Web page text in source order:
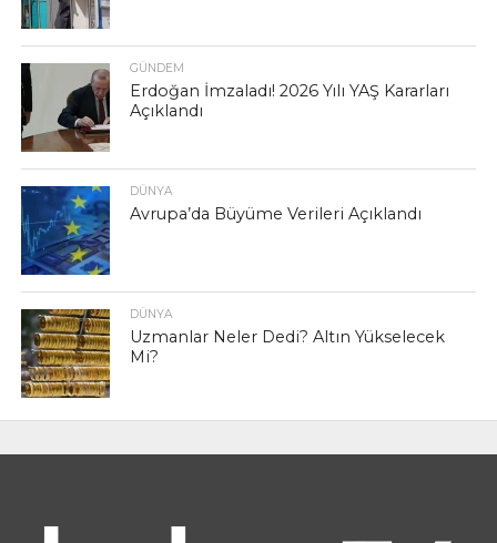
GÜNDEM
Erdoğan İmzaladı! 2026 Yılı YAŞ Kararları
Açıklandı
DÜNYA
Avrupa’da Büyüme Verileri Açıklandı
DÜNYA
Uzmanlar Neler Dedi? Altın Yükselecek
Mi?